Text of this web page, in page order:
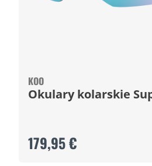
KOO
Okulary kolarskie
179,95 €